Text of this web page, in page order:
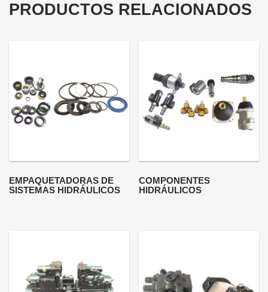
PRODUCTOS RELACIONADOS
EMPAQUETADORAS DE
SISTEMAS HIDRÁULICOS
COMPONENTES
HIDRÁULICOS